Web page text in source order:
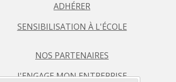
ADHÉRER
SENSIBILISATION À L'ÉCOLE
NOS PARTENAIRES
J'ENGAGE MON ENTREPRISE